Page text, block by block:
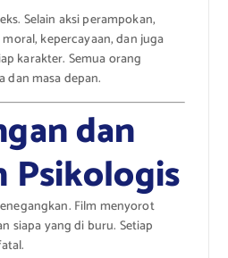
Selain aksi perampokan,
kepercayaan, dan juga
karakter. Semua orang
dan masa depan.
dan
Psikologis
Film menyorot
siapa yang di buru. Setiap